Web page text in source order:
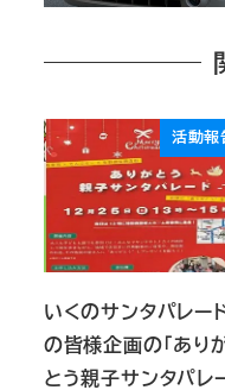
活動報
いくのサンタパレー
の皆様企画の「あり
とう親子サンタパレ